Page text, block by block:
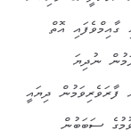
އޮތް
ނުދިޔަ
ދިޔައީ
ސަބަބުން